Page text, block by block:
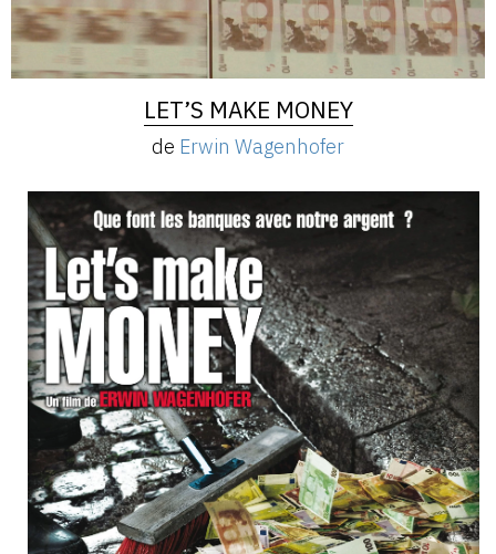
LET’S MAKE MONEY
de Erwin Wagenhofer